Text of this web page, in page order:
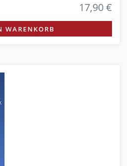
17,90 €
WARENKORB